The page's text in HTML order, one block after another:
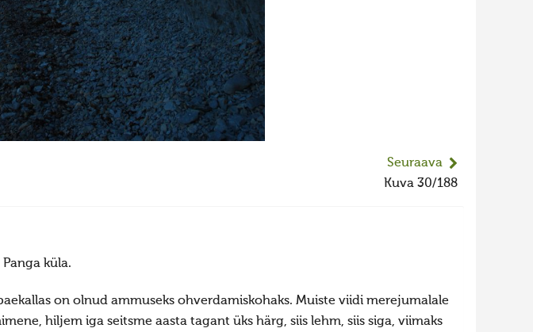
Seuraava
Kuva 30/188
küla.
on olnud ammuseks ohverdamiskohaks. Muiste viidi merejumalale
hiljem iga seitsme aasta tagant üks härg, siis lehm, siis siga, viimaks